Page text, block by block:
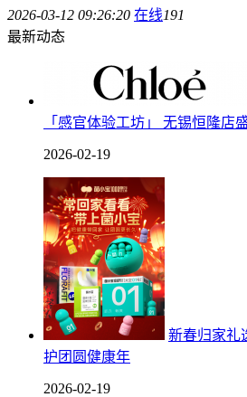
2026-03-12 09:26:20 在线191
最新动态
「感官体验工坊」 无锡恒隆店
2026-02-19
新春归家礼
护团圆健康年
2026-02-19